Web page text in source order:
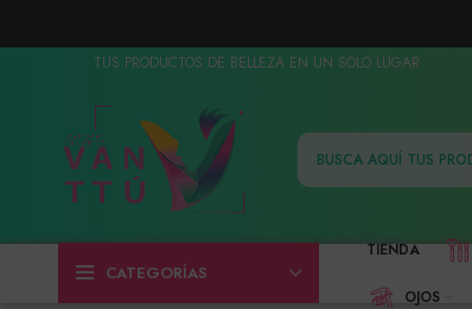
TUS PRODUCTOS DE BELLEZA EN UN SOLO LUGAR
CATEGORÍAS
TIENDA
OJOS